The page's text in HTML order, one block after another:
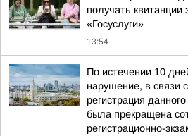
получать
«Госуслуги»
13:54
По истечении 10
нарушение, в связи
регистрация
была прекращена
регистрационно-